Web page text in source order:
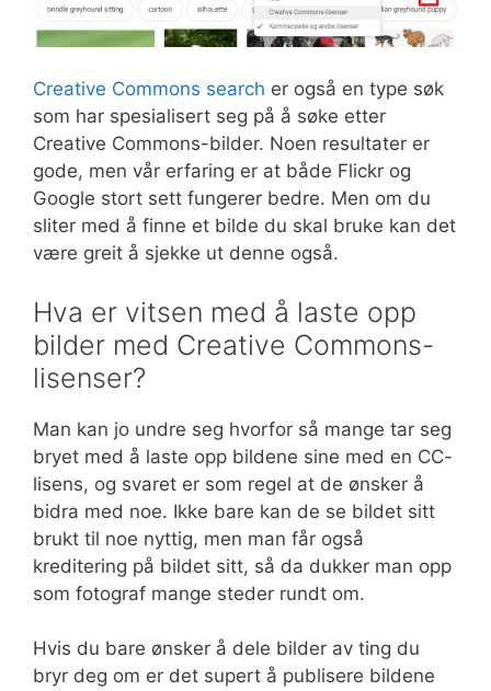
Creative Commons search er også en type søk
som har spesialisert seg på å søke etter
Creative Commons-bilder. Noen resultater er
gode, men vår erfaring er at både Flickr og
Google stort sett fungerer bedre. Men om du
sliter med å finne et bilde du skal bruke kan det
være greit å sjekke ut denne også.
Hva er vitsen med å laste opp
bilder med Creative Commons-
lisenser?
Man kan jo undre seg hvorfor så mange tar seg
bryet med å laste opp bildene sine med en CC-
lisens, og svaret er som regel at de ønsker å
bidra med noe. Ikke bare kan de se bildet sitt
brukt til noe nyttig, men man får også
kreditering på bildet sitt, så da dukker man opp
som fotograf mange steder rundt om.
Hvis du bare ønsker å dele bilder av ting du
bryr deg om er det supert å publisere bildene